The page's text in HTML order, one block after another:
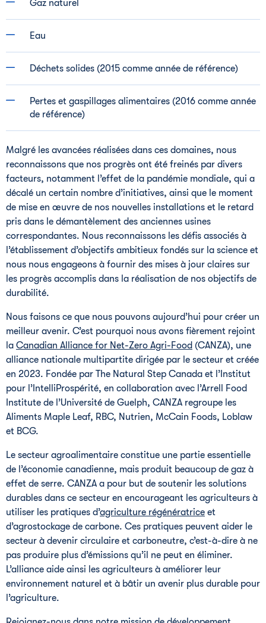
Gaz naturel
Eau
Déchets solides (2015 comme année de référence)
Pertes et gaspillages alimentaires (2016 comme année
de référence)
Malgré les avancées réalisées dans ces domaines, nous
reconnaissons que nos progrès ont été freinés par divers
facteurs, notamment l’effet de la pandémie mondiale, qui a
décalé un certain nombre d’initiatives, ainsi que le moment
de mise en œuvre de nos nouvelles installations et le retard
pris dans le démantèlement des anciennes usines
correspondantes. Nous reconnaissons les défis associés à
l’établissement d’objectifs ambitieux fondés sur la science et
nous nous engageons à fournir des mises à jour claires sur
les progrès accomplis dans la réalisation de nos objectifs de
durabilité.
Nous faisons ce que nous pouvons aujourd’hui pour créer un
meilleur avenir. C’est pourquoi nous avons fièrement rejoint
la Canadian Alliance for Net-Zero Agri-Food (CANZA), une
alliance nationale multipartite dirigée par le secteur et créée
en 2023. Fondée par The Natural Step Canada et l’Institut
pour l’IntelliProspérité, en collaboration avec l’Arrell Food
Institute de l’Université de Guelph, CANZA regroupe les
Aliments Maple Leaf, RBC, Nutrien, McCain Foods, Loblaw
et BCG.
Le secteur agroalimentaire constitue une partie essentielle
de l’économie canadienne, mais produit beaucoup de gaz à
effet de serre. CANZA a pour but de soutenir les solutions
durables dans ce secteur en encourageant les agriculteurs à
utiliser les pratiques d’agriculture régénératrice et
d’agrostockage de carbone. Ces pratiques peuvent aider le
secteur à devenir circulaire et carboneutre, c’est-à-dire à ne
pas produire plus d’émissions qu’il ne peut en éliminer.
L’alliance aide ainsi les agriculteurs à améliorer leur
environnement naturel et à bâtir un avenir plus durable pour
l’agriculture.